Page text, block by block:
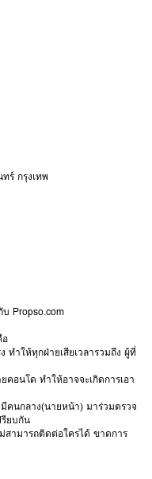
ร์ กรุงเทพ
บ Propso.com
ำให้ทุกฝ่ายเสียเวลารวมถึง ผู้ที่
อนโด ทำให้อาจจะเกิดการเอา
คนกลาง(นายหน้า) มาร่วมตรวจ
รียบกัน
สามารถติดต่อใครได้ ขาดการ